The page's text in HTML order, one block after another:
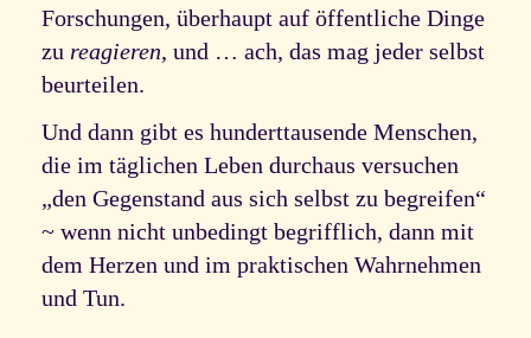
Forschungen, überhaupt auf öffentliche Dinge
zu reagieren, und … ach, das mag jeder selbst
beurteilen.
Und dann gibt es hunderttausende Menschen,
die im täglichen Leben durchaus versuchen
„den Gegenstand aus sich selbst zu begreifen“
~ wenn nicht unbedingt begrifflich, dann mit
dem Herzen und im praktischen Wahrnehmen
und Tun.